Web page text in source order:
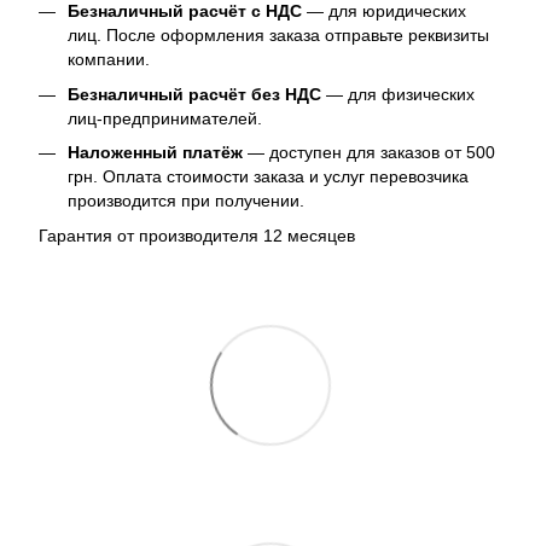
Безналичный расчёт с НДС — для юридических
лиц. После оформления заказа отправьте реквизиты
компании.
Безналичный расчёт без НДС — для физических
лиц-предпринимателей.
Наложенный платёж — доступен для заказов от 500
грн. Оплата стоимости заказа и услуг перевозчика
производится при получении.
Гарантия от производителя 12 месяцев